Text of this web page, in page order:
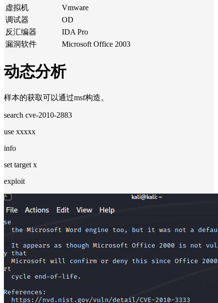
虚拟机
Vmware
调试器
OD
反汇编器
IDA Pro
漏洞软件
Microsoft Office 2003
动态分析
样本的获取可以通过msf构造。
search cve-2010-2883
use xxxxx
info
set target x
exploit